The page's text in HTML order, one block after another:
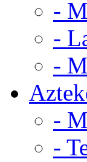
-
-
-
-
-